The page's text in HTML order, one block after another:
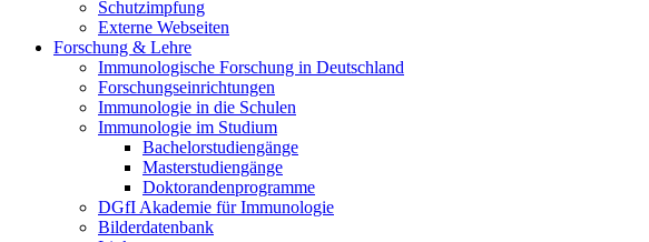
Schutzimpfung
Externe Webseiten
Forschung & Lehre
Immunologische Forschung in Deutschland
Forschungseinrichtungen
Immunologie in die Schulen
Immunologie im Studium
Bachelorstudiengänge
Masterstudiengänge
Doktorandenprogramme
DGfI Akademie für Immunologie
Bilderdatenbank